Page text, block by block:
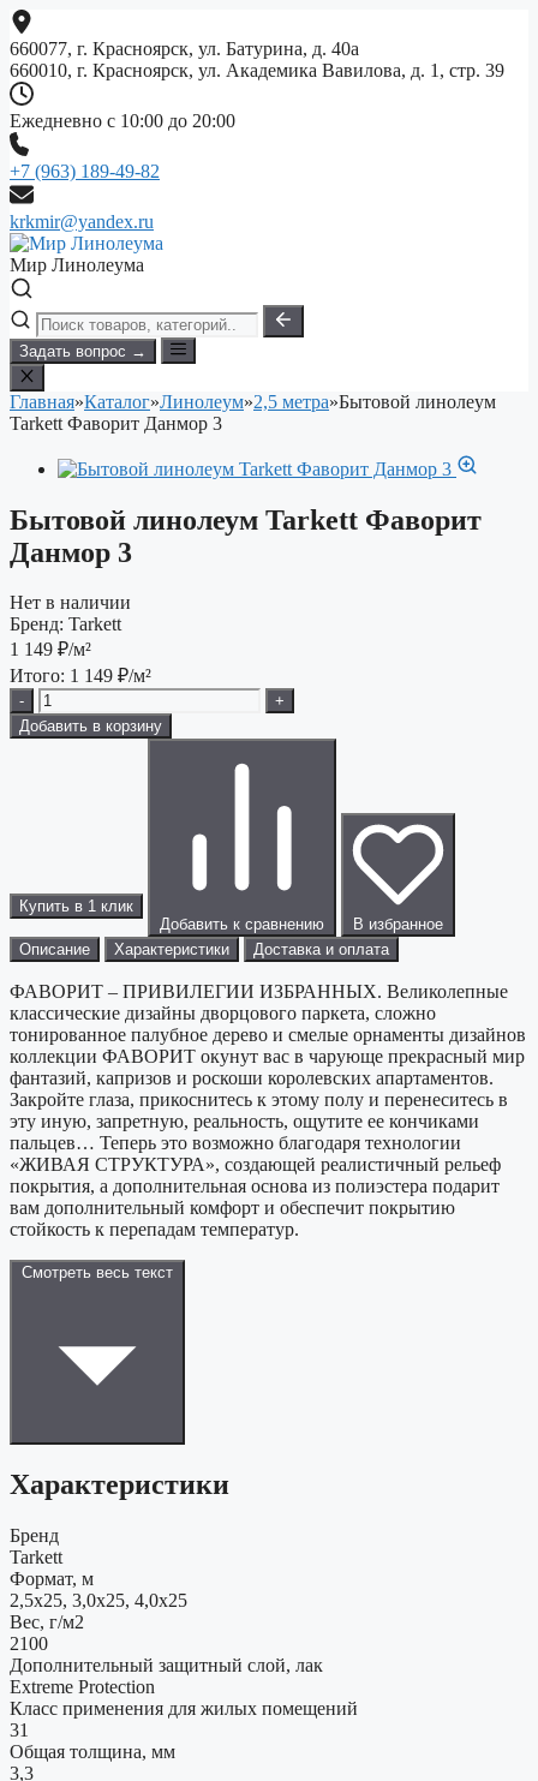
Перейти
к
содержимому
660077, г. Красноярск, ул. Батурина, д. 40а
660010, г. Красноярск, ул. Академика Вавилова, д. 1, стр. 39
Ежедневно с 10:00 до 20:00
+7 (963) 189-49-82
krkmir@yandex.ru
Мир Линолеума
Задать вопрос →
Главная»Каталог»Линолеум»2,5 метра»Бытовой линолеум
Tarkett Фаворит Данмор 3
Бытовой линолеум Tarkett Фаворит
Данмор 3
Нет в наличии
Бренд: Tarkett
1 149 ₽/м²
Итого: 1 149 ₽/м²
-
+
Добавить в корзину
Купить в 1 клик
Добавить к сравнению
В избранное
Описание
Характеристики Доставка и оплата
ФАВОРИТ – ПРИВИЛЕГИИ ИЗБРАННЫХ. Великолепные
классические дизайны дворцового паркета, сложно
тонированное палубное дерево и смелые орнаменты дизайнов
коллекции ФАВОРИТ окунут вас в чарующе прекрасный мир
фантазий, капризов и роскоши королевских апартаментов.
Закройте глаза, прикоснитесь к этому полу и перенеситесь в
эту иную, запретную, реальность, ощутите ее кончиками
пальцев… Теперь это возможно благодаря технологии
«ЖИВАЯ СТРУКТУРА», создающей реалистичный рельеф
покрытия, а дополнительная основа из полиэстера подарит
вам дополнительный комфорт и обеспечит покрытию
стойкость к перепадам температур.
Смотреть весь текст
Характеристики
Бренд
Tarkett
Формат, м
2,5x25, 3,0x25, 4,0x25
Вес, г/м2
2100
Дополнительный защитный слой, лак
Extreme Protection
Класс применения для жилых помещений
31
Общая толщина, мм
3,3